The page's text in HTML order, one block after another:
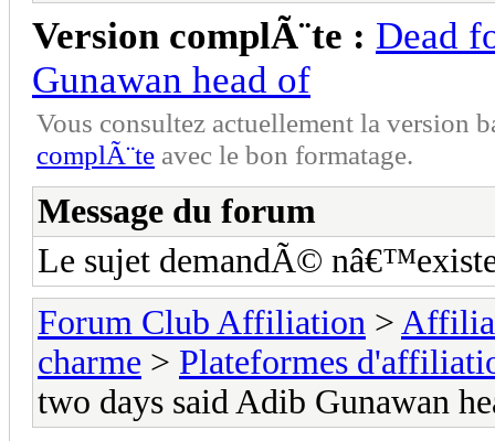
Version complÃ¨te : Dead
Gunawan head of
Vous consultez actuellement la
complÃ¨te avec le bon formatage.
Message du forum
Le sujet demandÃ©
Forum Club Affiliation >
charme > Plateformes
two days said Adib Gunawan